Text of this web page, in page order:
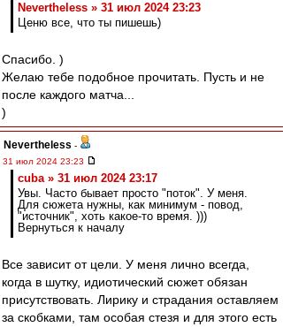
Nevertheless » 31 июл 2024 23:23
Ценю все, что ты пишешь)
Спасибо. )
Желаю тебе подобное прочитать. Пусть и не
после каждого матча...
)
Nevertheless -
31 июл 2024 23:23
cuba » 31 июл 2024 23:17
Увы. Часто бывает просто "поток". У меня.
Для сюжета нужны, как минимум - повод,
"источник", хоть какое-то время. )))
Вернуться к началу
Все зависит от цели. У меня лично всегда,
когда в шутку, идиотический сюжет обязан
присутствовать. Лирику и страдания оставляем
за скобками, там особая стезя и для этого есть